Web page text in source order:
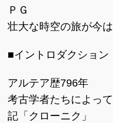
ＰＧ
壮大な時空の旅が今
■イントロダクション
アルテア歴796年
考古学者たちによっ
記「クローニク」